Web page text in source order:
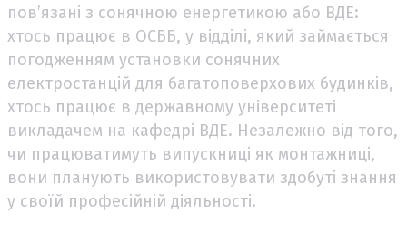
пов’язані з сонячною енергетикою або ВДЕ:
хтось працює в ОСББ, у відділі, який займається
погодженням установки сонячних
електростанцій для багатоповерхових будинків,
хтось працює в державному університеті
викладачем на кафедрі ВДЕ. Незалежно від того,
чи працюватимуть випускниці як монтажниці,
вони планують використовувати здобуті знання
у своїй професійній діяльності.